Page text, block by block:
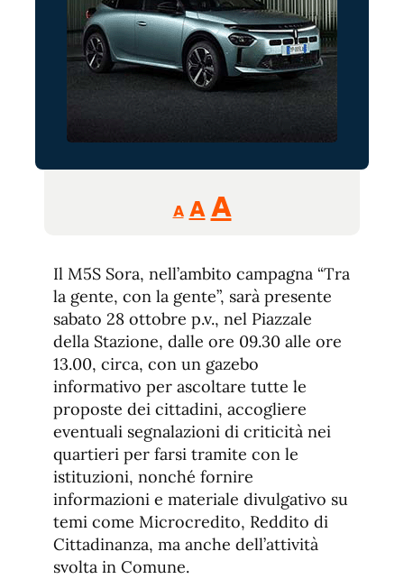
A
Reducir
tamaño
A Restablecer
de
fuente
AAumentar
de
fuente.
Il M5S Sora, nell’ambito campagna “Tra
la gente, con la gente”, sarà presente
sabato 28 ottobre p.v., nel Piazzale
della Stazione, dalle ore 09.30 alle ore
13.00, circa, con un gazebo
informativo per ascoltare tutte le
proposte dei cittadini, accogliere
eventuali segnalazioni di criticità nei
quartieri per farsi tramite con le
istituzioni, nonché fornire
informazioni e materiale divulgativo su
temi come Microcredito, Reddito di
Cittadinanza, ma anche dell’attività
svolta in Comune.